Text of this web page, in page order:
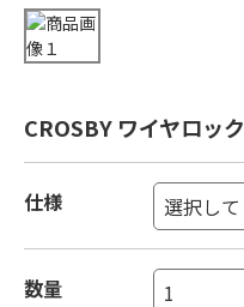
CROSBY ワイヤロック
仕様
数量